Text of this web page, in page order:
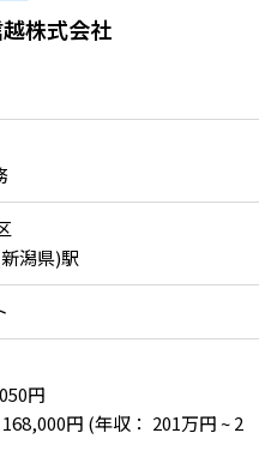
株式会社
】 白山(新潟県)駅
円
円 (年収： 201万円 ~ 2